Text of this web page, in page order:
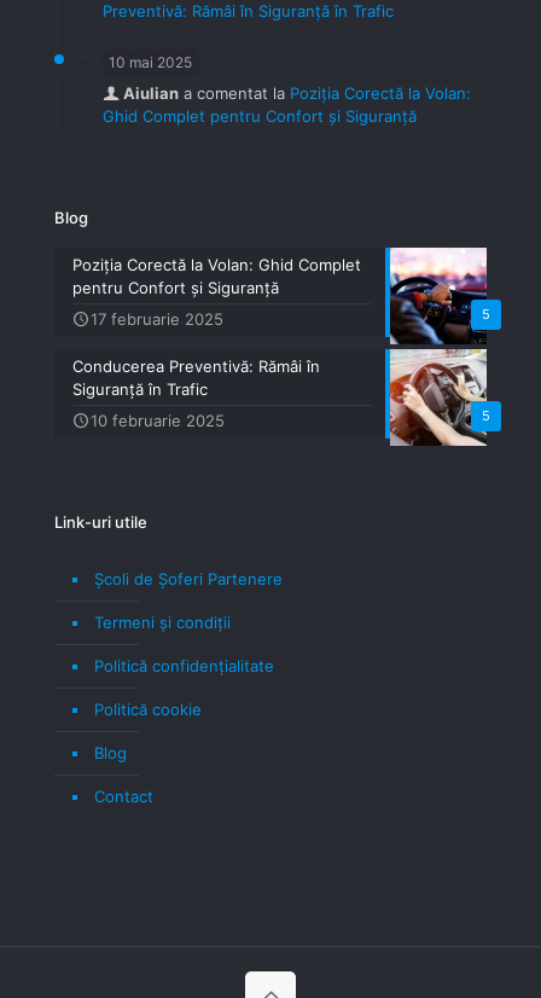
Preventivă: Rămâi în Siguranță în Trafic
10 mai 2025
Aiulian a comentat la Poziția Corectă la Volan:
Ghid Complet pentru Confort și Siguranță
Blog
5
Poziția Corectă la Volan: Ghid Complet
pentru Confort și Siguranță
17 februarie 2025
5
Conducerea Preventivă: Rămâi în
Siguranță în Trafic
10 februarie 2025
Link-uri utile
Școli de Șoferi Partenere
Termeni şi condiţii
Politică confidenţialitate
Politică cookie
Blog
Contact